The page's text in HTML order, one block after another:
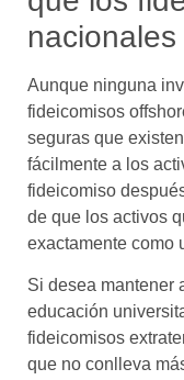
nacionales
Aunque ninguna
fideicomisos
seguras que
fácilmente a los
fideicomiso
de que los activos
exactamente como
Si desea mantener
educación
fideicomisos
que no conlleva